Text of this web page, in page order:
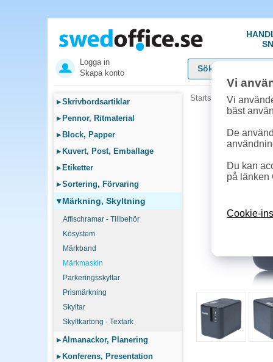
Logga in
Skapa konto
▸Skrivbordsartiklar
▸ Pennor, Ritmaterial
▸ Block, Papper
▸ Kuvert, Post, Emballage
▸ Etiketter
▸Sortering, Förvaring
▾Märkning, Skyltning
Affischramar - Tillbehör
Kösystem
Märkband
Märkmaskin
Parkeringsskyltar
Prismärkning
Skyltar
Skyltkartong - Textark
▸Almanackor, Planering
▸ Konferens, Presentation
Startsida »Märkning,
Vi
Vi
bäst
De
Du kan
på länken
Cookie-